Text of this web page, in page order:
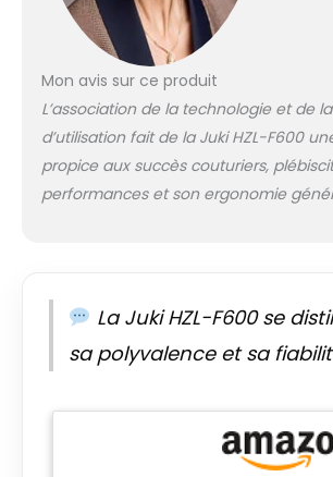
Mon avis sur ce produit
L’association de la technologie et de
d’utilisation fait de la Juki HZL-F600
propice aux succès couturiers,
performances et son ergonomie
La Juki HZL-F600 se
sa polyvalence et sa